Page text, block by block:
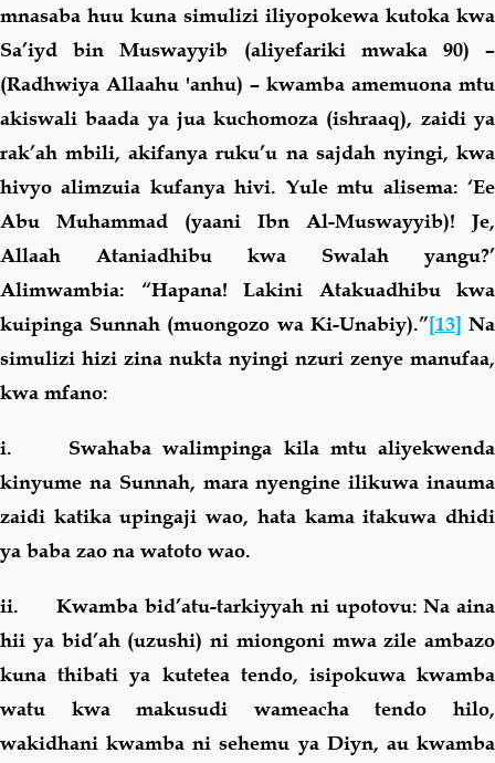
mnasaba huu kuna simulizi iliyopokewa kutoka kwa
Sa’iyd bin Muswayyib (aliyefariki mwaka 90) –
(Radhwiya Allaahu 'anhu) – kwamba amemuona mtu
akiswali baada ya jua kuchomoza (ishraaq), zaidi ya
rak’ah mbili, akifanya ruku’u na sajdah nyingi, kwa
hivyo alimzuia kufanya hivi. Yule mtu alisema: ‘Ee
Abu Muhammad (yaani Ibn Al-Muswayyib)! Je,
Allaah Ataniadhibu kwa Swalah yangu?’
Alimwambia: “Hapana! Lakini Atakuadhibu kwa
kuipinga Sunnah (muongozo wa Ki-Unabiy).”[13] Na
simulizi hizi zina nukta nyingi nzuri zenye manufaa,
kwa mfano:
i. Swahaba walimpinga kila mtu aliyekwenda
kinyume na Sunnah, mara nyengine ilikuwa inauma
zaidi katika upingaji wao, hata kama itakuwa dhidi
ya baba zao na watoto wao.
ii. Kwamba bid’atu-tarkiyyah ni upotovu: Na aina
hii ya bid’ah (uzushi) ni miongoni mwa zile ambazo
kuna thibati ya kutetea tendo, isipokuwa kwamba
watu kwa makusudi wameacha tendo hilo,
wakidhani kwamba ni sehemu ya Diyn, au kwamba